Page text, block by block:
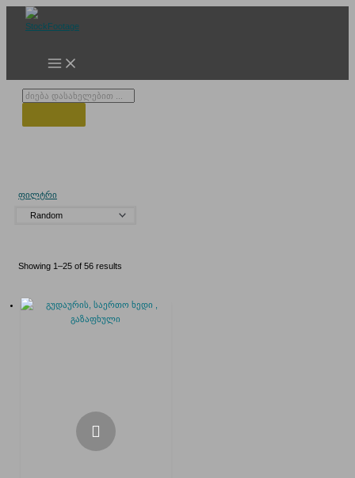
Products
ფილტრი
Showing 1–25 of 56 results